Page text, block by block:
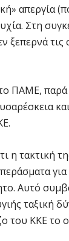
απεργία
Στη
ξεπερνά
ΠΑΜΕ,
η τακτική
Αυτό
ταξική
του ΚΚΕ το